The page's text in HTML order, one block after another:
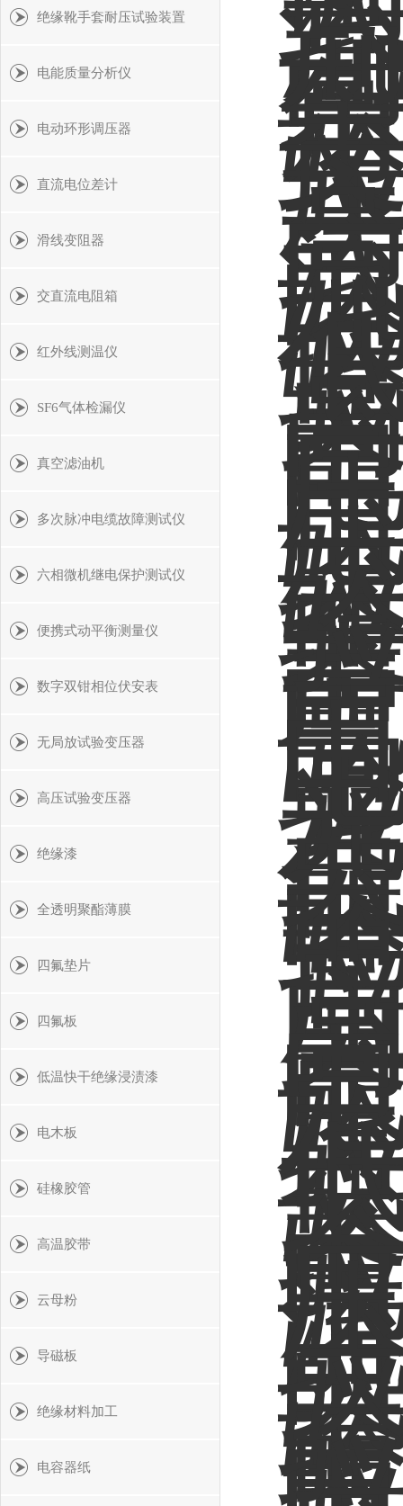
绝缘靴手套耐压试验装置
电能质量分析仪
电动环形调压器
直流电位差计
滑线变阻器
交直流电阻箱
红外线测温仪
SF6气体检漏仪
真空滤油机
多次脉冲电缆故障测试仪
六相微机继电保护测试仪
便携式动平衡测量仪
数字双钳相位伏安表
无局放试验变压器
高压试验变压器
绝缘漆
全透明聚酯薄膜
四氟垫片
四氟板
低温快干绝缘浸渍漆
电木板
硅橡胶管
高温胶带
云母粉
导磁板
绝缘材料加工
电容器纸